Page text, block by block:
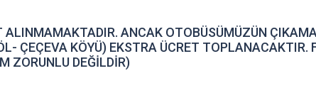
ANCAK OTOBÜSÜMÜZÜN
ÇEÇEVA KÖYÜ) EKSTRA ÜCRET TOPLANACAKTIR.
ZORUNLU DEĞİLDİR)